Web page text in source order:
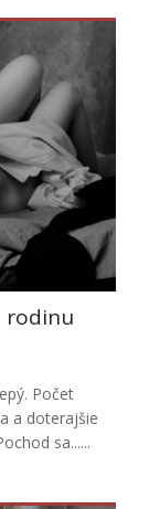
rodinu
Počet
a doterajšie
sa......